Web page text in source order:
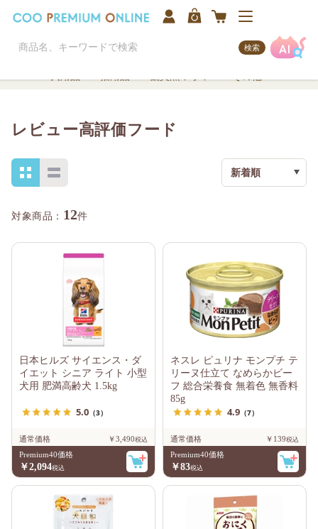
検索
レビュー高評価フード
新着順
12件
日本ヒルズ サイエンス・ダ
イエット シニア ライト 小型
犬用 肥満高齢犬 1.5kg
5.0 （3）
通常価格
￥3,490
Premium40価格
￥2,094
ネスレ ピュリナ モンプチ テ
リーヌ仕立て なめらかビー
フ 総合栄養食 無着色 無香料
85g
4.9 （7）
通常価格
￥139
Premium40価格
￥83